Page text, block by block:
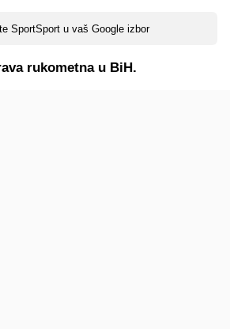
SportSport u vaš Google izbor
rukometna u BiH.